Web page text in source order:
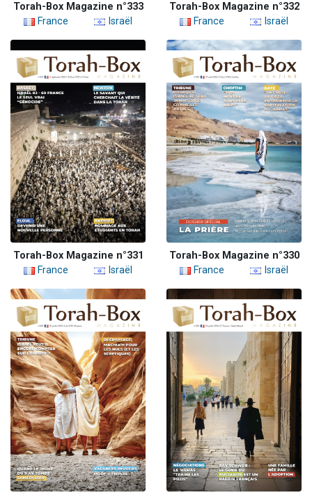
Torah-Box Magazine n°333
France
Israël
Torah-Box Magazine n°332
France
Israël
Torah-Box Magazine n°331
France
Israël
Torah-Box Magazine n°330
France
Israël